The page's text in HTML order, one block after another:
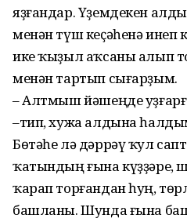
яҙғандар. Үҙемдекен
менән түш кеҫәһенә инеп
ике ҡыҙыл аҡсаны алып
менән тартып сығарҙым.
– Алтмыш йәшеңде
–тип, хужа алдына
Бөтәһе лә дәррәү ҡул
ҡатындың ғына күҙҙәре,
ҡарап торғандан һуң,
башланы. Шунда ғына